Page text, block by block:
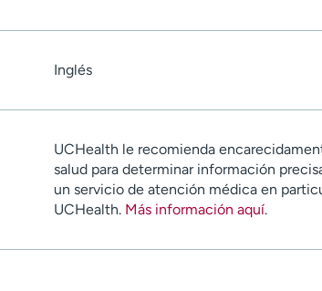
Inglés
UCHealth le recomienda
salud para determinar información
un servicio de atención médica en
UCHealth. Más información aquí.